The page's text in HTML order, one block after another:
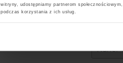
witryny, udostępniamy partnerom
podczas korzystania z ich usług.Search